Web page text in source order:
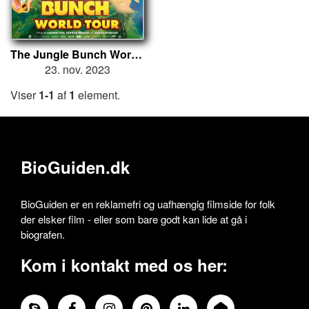
The Jungle Bunch World Tour
23. nov. 2023
Viser1-1 af1 element.
BioGuiden.dk
BioGuiden er en reklamefri og uafhængig filmside for folk
der elsker film - eller som bare godt kan lide at gå i
biografen.
Kom i kontakt med os her: